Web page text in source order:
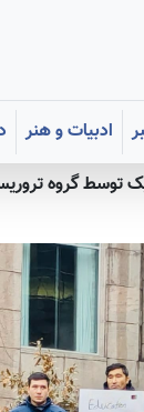
ادبیات و هنر
توسط گروه